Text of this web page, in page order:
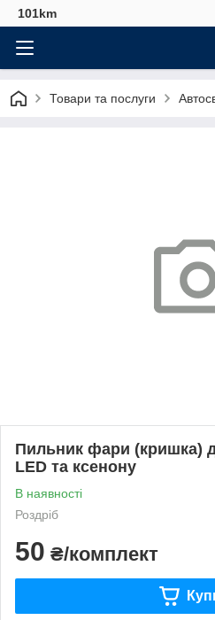
101km
Товари та послуги
Пильник фари (кришка)
LED та ксенону
В наявності
Роздріб
50 ₴/комплект